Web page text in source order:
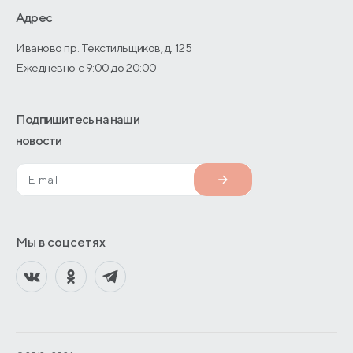
О производстве
Адрес
Иваново пр. Текстильщиков, д. 125
Ежедневно с 9:00 до 20:00
Подпишитесь на наши
новости
Мы в соцсетях